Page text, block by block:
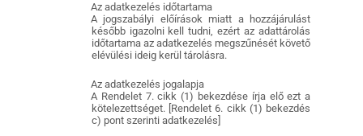
Az adatkezelés időtartama
A jogszabályi előírások miatt a hozzájárulást
később igazolni kell tudni, ezért az adattárolás
időtartama az adatkezelés megszűnését követő
elévülési ideig kerül tárolásra.
Az adatkezelés jogalapja
A Rendelet 7. cikk (1) bekezdése írja elő ezt a
kötelezettséget. [Rendelet 6. cikk (1) bekezdés
c) pont szerinti adatkezelés]